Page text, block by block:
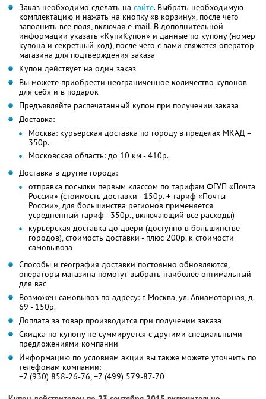
Заказ необходимо сделать на сайте. Выбрать необходимую
комплектацию и нажать на кнопку «в корзину», после чего
заполнить все поля, включая e-mail. В дополнительной
информации указать «КупиКупон» и данные по купону (номер
купона и секретный код), после чего с вами свяжется оператор
магазина для подтверждения заказа
Купон действует на один заказ
Вы можете приобрести неограниченное количество купонов
для себя и в подарок
Предъявляйте распечатанный купон при получении заказа
Доставка:
Москва: курьерская доставка по городу в пределах МКАД –
350р.
Московская область: до 10 км - 410р.
Доставка в другие города:
отправка посылки первым классом по тарифам ФГУП «Почта
России» (стоимость доставки - 150р. + тариф «Почты
России», для большинства регионов применяется
усредненный тариф - 350р., включающий все расходы)
курьерская доставка до двери (доступно в большинстве
городов), стоимость доставки - плюс 200р. к стоимости
самовывоза
Способы и география доставки постоянно обновляются,
операторы магазина помогут выбрать наиболее оптимальный
для вас
Возможен самовывоз по адресу: г. Москва, ул. Авиамоторная, д.
69 - 150р.
Доплата за товар производится при получении заказа
Скидка по купону не суммируется с другими специальными
предложениями компании
Информацию по условиям акции вы также можете уточнить по
телефонам компании:
+7 (930) 858-26-76, +7 (499) 579-87-70